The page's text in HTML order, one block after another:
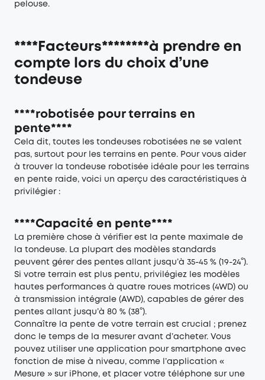
pelouse.
****Facteurs********à prendre en
compte lors du choix d’une
tondeuse
****robotisée pour terrains en
pente****
Cela dit, toutes les tondeuses robotisées ne se valent
pas, surtout pour les terrains en pente. Pour vous aider
à trouver la tondeuse robotisée idéale pour les terrains
en pente raide, voici un aperçu des caractéristiques à
privilégier :
****Capacité en pente****
La première chose à vérifier est la pente maximale de
la tondeuse. La plupart des modèles standards
peuvent gérer des pentes allant jusqu’à 35-45 % (19-24°).
Si votre terrain est plus pentu, privilégiez les modèles
hautes performances à quatre roues motrices (4WD) ou
à transmission intégrale (AWD), capables de gérer des
pentes allant jusqu’à 80 % (38°).
Connaître la pente de votre terrain est crucial ; prenez
donc le temps de la mesurer avant d’acheter. Vous
pouvez utiliser une application pour smartphone avec
fonction de mise à niveau, comme l’application «
Mesure » sur iPhone, et placer votre téléphone sur une